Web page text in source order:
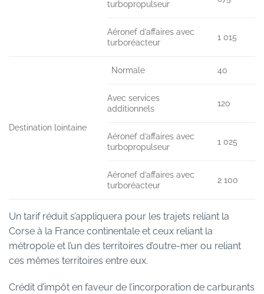
turbopropulseur
Aéronef d’affaires avec
turboréacteur
1 015
Destination lointaine
Normale 40
Avec services
additionnels
120
Aéronef d’affaires avec
turbopropulseur
1 025
Aéronef d’affaires avec
turboréacteur
2 100
Un tarif réduit s’appliquera pour les trajets reliant la
Corse à la France continentale et ceux reliant la
métropole et l’un des territoires d’outre-mer ou reliant
ces mêmes territoires entre eux.
Crédit d’impôt en faveur de l’incorporation de carburants